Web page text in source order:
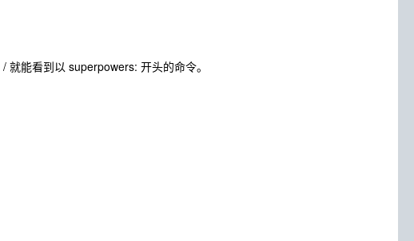
/ 就能看到以 superpowers: 开头的命令。